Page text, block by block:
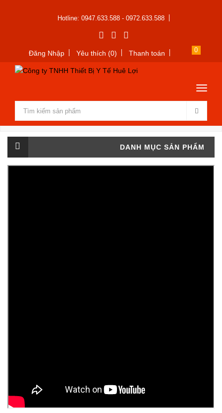
Hotline: 0947.633.588 - 0972.633.588
Đăng Nhập Yêu thích (0) Thanh toán 0
DANH MỤC SẢN PHẨM